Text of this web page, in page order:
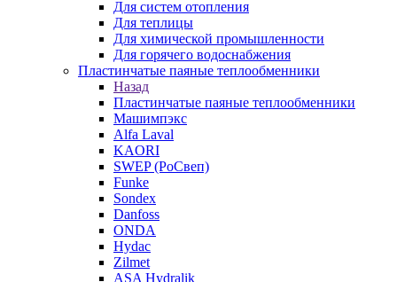
Для систем отопления
Для теплицы
Для химической промышленности
Для горячего водоснабжения
Пластинчатые паяные теплообменники
Назад
Пластинчатые паяные теплообменники
Машимпэкс
Alfa Laval
KAORI
SWEP (РоСвеп)
Funke
Sondex
Danfoss
ONDA
Hydac
Zilmet
ASA Hydralik